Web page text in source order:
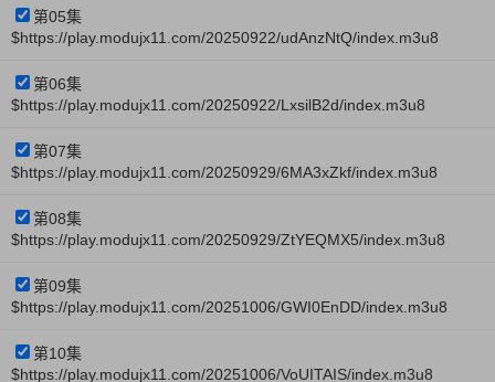
第05集
$https://play.modujx11.com/20250922/udAnzNtQ/index.m3u8
第06集
$https://play.modujx11.com/20250922/LxsilB2d/index.m3u8
第07集
$https://play.modujx11.com/20250929/6MA3xZkf/index.m3u8
第08集
$https://play.modujx11.com/20250929/ZtYEQMX5/index.m3u8
第09集
$https://play.modujx11.com/20251006/GWI0EnDD/index.m3u8
第10集
$https://play.modujx11.com/20251006/VoUITAIS/index.m3u8